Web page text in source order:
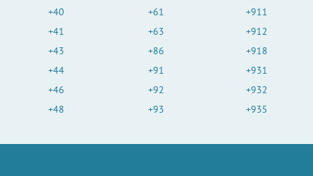
+40
+41
+43
+44
+46
+48
+61
+63
+86
+91
+92
+93
+911
+912
+918
+931
+932
+935